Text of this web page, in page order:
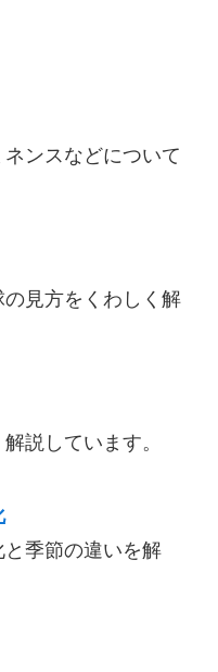
ンスなどについて
見方をくわしく解
説しています。
季節の違いを解